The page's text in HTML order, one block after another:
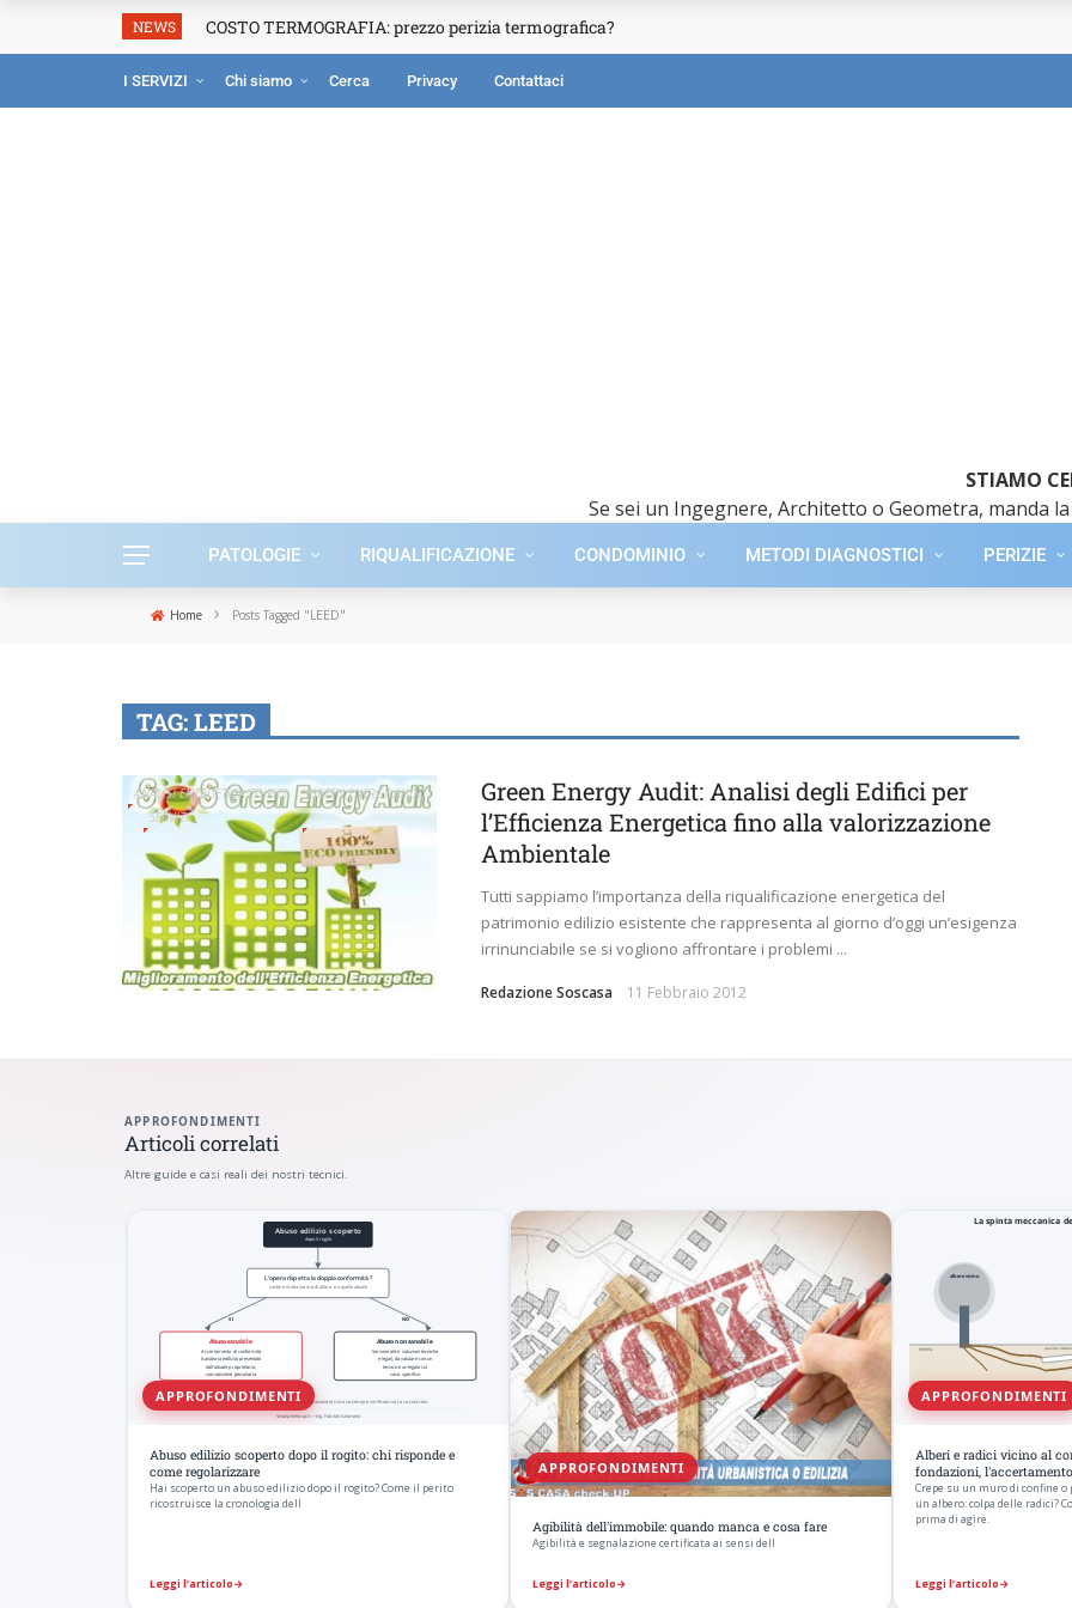
NEWS COSTO TERMOGRAFIA: prezzo perizia termografica?
I SERVIZI Chi siamo Cerca Privacy Contattaci
STIAMO
Se sei un Ingegnere, Architetto o Geometra, manda
PATOLOGIE RIQUALIFICAZIONE CONDOMINIO METODI DIAGNOSTICI PERIZIE
Home › Posts Tagged "LEED"
TAG:LEED
ANALISI ENERGETICA EDIFICI
GREEN ENERGY AUDIT
SERVIZI
Green Energy Audit: Analisi degli Edifici per
l’Efficienza Energetica fino alla valorizzazione
Ambientale
Tutti sappiamo l’importanza della riqualificazione energetica del
patrimonio edilizio esistente che rappresenta al giorno d’oggi un’esigenza
irrinunciabile se si vogliono affrontare i problemi ...
Redazione Soscasa 11 Febbraio 2012
APPROFONDIMENTI
Articoli correlati
Altre guide e casi reali dei nostri tecnici.
APPROFONDIMENTI
Abuso edilizio scoperto dopo il rogito: chi risponde e
come regolarizzare
Hai scoperto un abuso edilizio dopo il rogito? Come il perito
ricostruisce la cronologia dell
Leggi l’articolo→
APPROFONDIMENTI
Agibilità dell'immobile: quando manca e cosa fare
Agibilità e segnalazione certificata ai sensi dell
Leggi l’articolo→
APPROFONDIMENTI
Alberi e radici vicino al
fondazioni, l'accertamento
Crepe su un muro di confine
un albero: colpa delle radici?
prima di agire.
Leggi l’articolo→